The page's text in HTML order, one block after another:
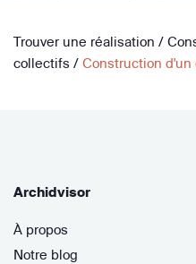
Trouver une réalisation /
collectifs / Construction d'un
Archidvisor
À propos
Notre blog